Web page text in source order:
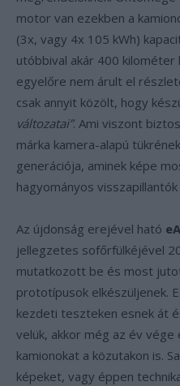
motor van ezekben a
(3x, vagy 4x 105 kWh)
utóbbival akár 400
egyelőre nem árult el
csak annyit közölt, hogy
változatai”. Ami viszont
márka kamera-alapú
generációja, aminek képe
hagyományos
Az újdonság erejével ható
jellegzetes sofőrfülkéjével
mutatkozott be és most
prototípusok elkészüljenek.
kezdeti teszteken esnek át
velük, akkor még az év
kamionokat a közutakon is.
képeket, vagy éppen